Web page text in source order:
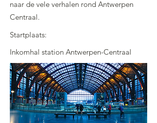
naar de vele verhalen rond Antwerpen
Centraal.
Startplaats:
Inkomhal station Antwerpen-Centraal